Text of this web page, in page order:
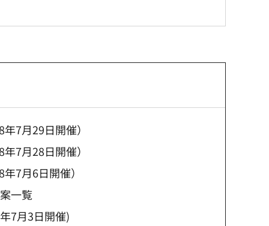
7月29日開催）
7月28日開催）
7月6日開催）
一覧
7月3日開催)